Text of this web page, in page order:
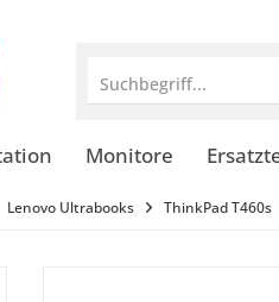
Suchbegriff...
Monitore
Lenovo Ultrabooks ThinkPad T460s